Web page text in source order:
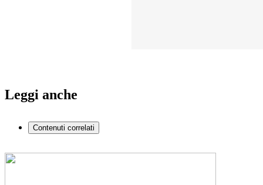
Leggi anche
Contenuti correlati